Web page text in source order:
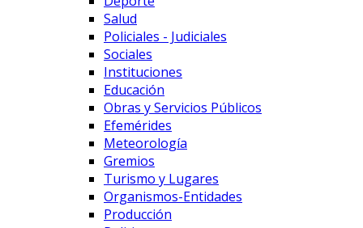
Salud
Policiales - Judiciales
Sociales
Instituciones
Educación
Obras y Servicios Públicos
Efemérides
Meteorología
Gremios
Turismo y Lugares
Organismos-Entidades
Producción